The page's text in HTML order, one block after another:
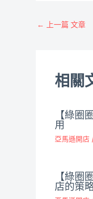
← 上一篇 文章
相關
【綠圈
用
亞馬遜開店
【綠圈
店的策